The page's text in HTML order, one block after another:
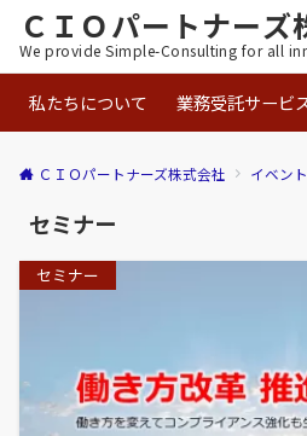
ＣＩＯパートナーズ
We provide Simple-Consulting for all
私たちについて 業務受託サービ
ＣＩＯパートナーズ株式会社 イベント
セミナー
セミナー